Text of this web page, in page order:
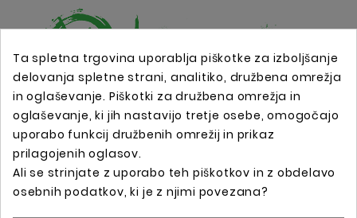
Spletna trgovina s profesionalno tattoo opremo !
Podatki O Trgovini 
Ta spletna trgovina uporablja piškotke za izboljšanje
delovanja spletne strani, analitiko, družbena omrežja
in oglaševanje. Piškotki za družbena omrežja in
oglaševanje, ki jih nastavijo tretje osebe, omogočajo
uporabo funkcij družbenih omrežij in prikaz
prilagojenih oglasov.
Ali se strinjate z uporabo teh piškotkov in z obdelavo
osebnih podatkov, ki je z njimi povezana?